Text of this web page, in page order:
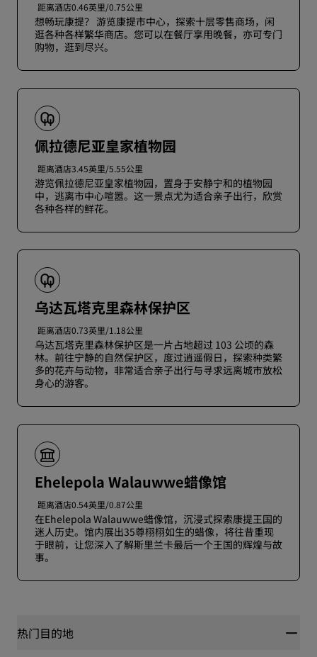
距离酒店0.46英里/0.75公里
想畅玩康提？ 游览康提市中心，探索十层零售商场，闲
逛各种各样繁华商店。您可以在餐厅享用晚餐，亦可专门
购物，逛到尽兴。
佩拉德尼亚皇家植物园
距离酒店3.45英里/5.55公里
游览佩拉德尼亚皇家植物园，置身于安静宁和的植物园
中，逃离市中心喧嚣。这一景点尤为适合亲子出行，欣赏
各种各样的鲜花。
乌达瓦塔克里森林保护区
距离酒店0.73英里/1.18公里
乌达瓦塔克里森林保护区是一片占地超过 103 公顷的森
林。前往宁静的自然保护区，度过逍遥假日，探索种类繁
多的花卉与动物，非常适合亲子出行与寻求远离城市放松
身心的游客。
Ehelepola Walauwwe蜡像馆
距离酒店0.54英里/0.87公里
在Ehelepola Walauwwe蜡像馆，沉浸式探索康提王国的
迷人历史。馆内展出35尊栩栩如生的蜡像，将往昔重现
于眼前，让您深入了解斯里兰卡最后一个王国的辉煌与故
事。
热门目的地